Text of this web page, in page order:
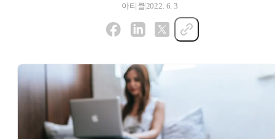
아티클 2022. 6. 3